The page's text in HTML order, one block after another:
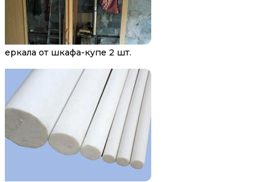
Зеркала от шкафа-купе 2 шт.